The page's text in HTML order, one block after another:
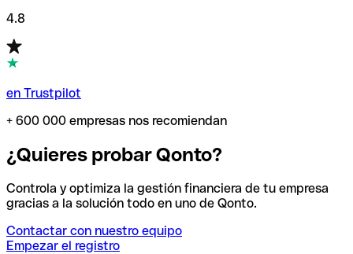
4.8
en Trustpilot
+ 600 000 empresas nos recomiendan
¿Quieres probar Qonto?
Controla y optimiza la gestión financiera de tu empresa
gracias a la solución todo en uno de Qonto.
Contactar con nuestro equipo
Empezar el registro